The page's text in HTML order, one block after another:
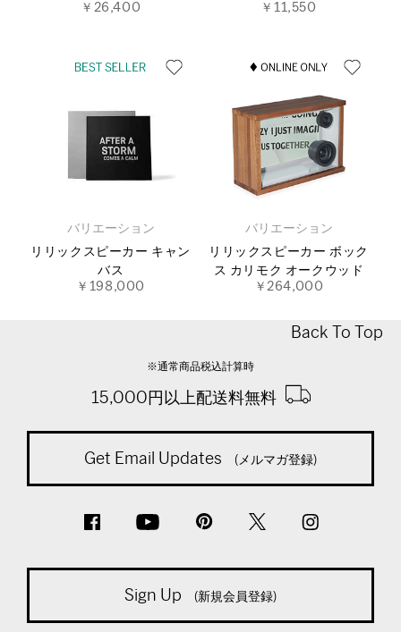
￥26,400
￥11,550
バリエーション
リリックスピーカー キャン
バス
￥198,000
バリエーション
リリックスピーカー ボック
ス カリモク オークウッド
￥264,000
Back To Top
※通常商品税込計算時
15,000円以上配送料無料
Get Email Updates (メルマガ登録)
Sign Up (新規会員登録)